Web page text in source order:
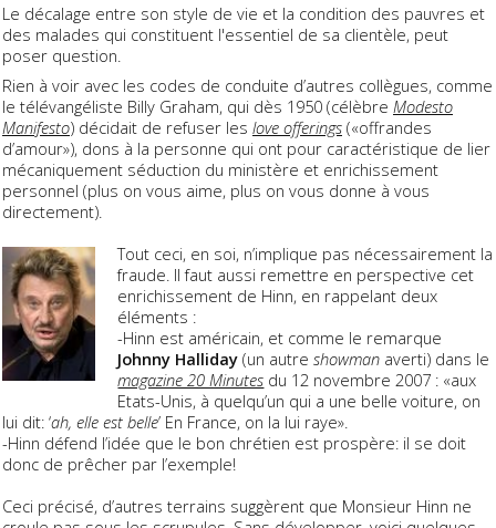
Le décalage entre son style de vie et la condition des pauvres et
des malades qui constituent l'essentiel de sa clientèle, peut
poser question.
Rien à voir avec les codes de conduite d’autres collègues, comme
le télévangéliste Billy Graham, qui dès 1950 (célèbre Modesto
Manifesto) décidait de refuser les love offerings («offrandes
d’amour»), dons à la personne qui ont pour caractéristique de lier
mécaniquement séduction du ministère et enrichissement
personnel (plus on vous aime, plus on vous donne à vous
directement).
Tout ceci, en soi, n’implique pas nécessairement la
fraude. Il faut aussi remettre en perspective cet
enrichissement de Hinn, en rappelant deux
éléments :
-Hinn est américain, et comme le remarque
Johnny Halliday (un autreshowman averti) dans le
magazine 20 Minutes du 12 novembre 2007 : «aux
Etats-Unis, à quelqu’un qui a une belle voiture, on
lui dit: ‘ah, elle est belle’ En France, on la lui raye».
-Hinn défend l’idée que le bon chrétien est prospère: il se doit
donc de prêcher par l’exemple!
Ceci précisé, d’autres terrains suggèrent que Monsieur Hinn ne